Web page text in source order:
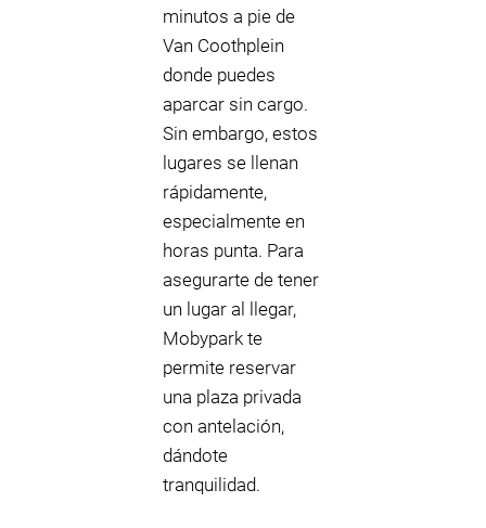
minutos a pie de
Van Coothplein
donde puedes
aparcar sin cargo.
Sin embargo, estos
lugares se llenan
rápidamente,
especialmente en
horas punta. Para
asegurarte de tener
un lugar al llegar,
Mobypark te
permite reservar
una plaza privada
con antelación,
dándote
tranquilidad.